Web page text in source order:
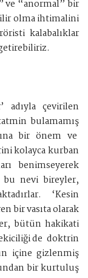
ve “anormal” bir
olma ihtimalini
kalabalıklar
adıyla çevirilen
bulamamış
bir önem ve
kolayca kurban
benimseyerek
nevi bireyler,
‘Kesin
bir vasıta olarak
bütün hakikati
de doktrin
içine gizlenmiş
bir kurtuluş